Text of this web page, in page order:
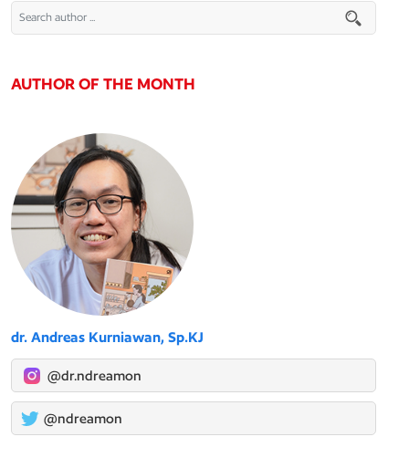
AUTHOR OF THE MONTH
dr. Andreas Kurniawan, Sp.KJ
@dr.ndreamon
@ndreamon